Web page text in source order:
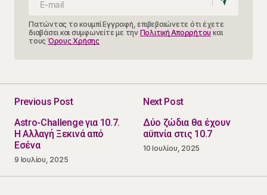
Πατώντας το κουμπί Εγγραφή, επιβεβαιώνετε ότι έχετε
διαβάσει και συμφωνείτε με την Πολιτική Απορρήτου και
τους Όρους Χρήσης
Previous Post
Astro-Challenge για 10.7.
Η Αλλαγή Ξεκινά από
Εσένα
9 Ιουλίου, 2025
Next Post
Δύο ζώδια θα έχουν
αϋπνία στις 10.7
10 Ιουλίου, 2025